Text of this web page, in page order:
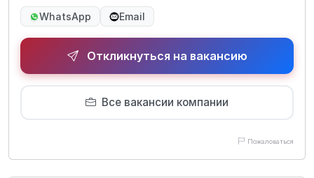
WhatsApp
Email
Откликнуться на вакансию
Все вакансии компании
Пожаловаться